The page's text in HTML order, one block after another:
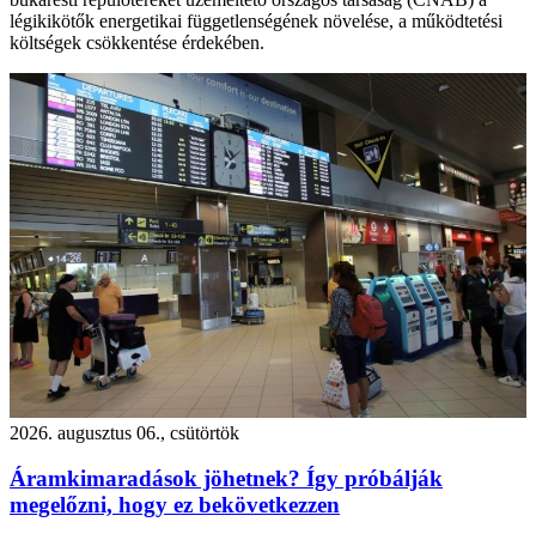
légikikötők energetikai függetlenségének növelése, a működtetési
költségek csökkentése érdekében.
2026. augusztus 06., csütörtök
Áramkimaradások jöhetnek? Így próbálják
megelőzni, hogy ez bekövetkezzen